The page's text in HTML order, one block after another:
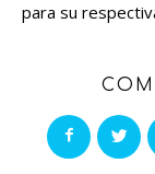
para su